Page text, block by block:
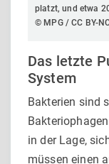
platzt, und etwa
© MPG / CC BY-
Das letzte
System
Bakterien sind
in der Lage,
müssen einen